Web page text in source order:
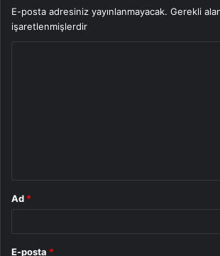
E-posta adresiniz yayınlanmayacak. Gerekli
işaretlenmişlerdir
Ad *
E-posta *